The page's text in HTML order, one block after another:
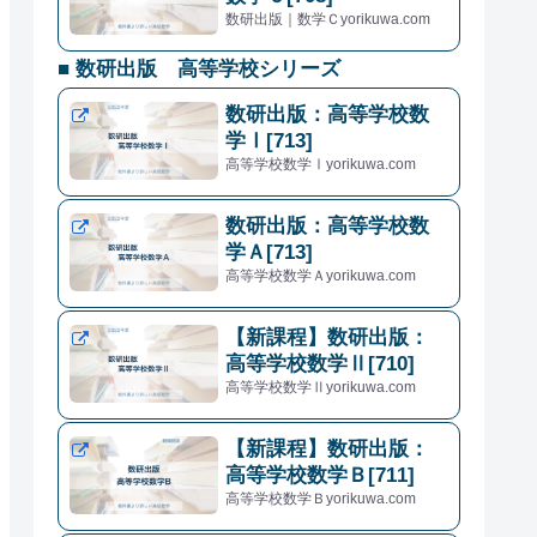
数研出版｜数学Ｃyorikuwa.com
■ 数研出版 高等学校シリーズ
数研出版：高等学校数
学Ⅰ[713]
高等学校数学Ⅰyorikuwa.com
数研出版：高等学校数
学Ａ[713]
高等学校数学Ａyorikuwa.com
【新課程】数研出版：
高等学校数学Ⅱ[710]
高等学校数学Ⅱyorikuwa.com
【新課程】数研出版：
高等学校数学Ｂ[711]
高等学校数学Ｂyorikuwa.com